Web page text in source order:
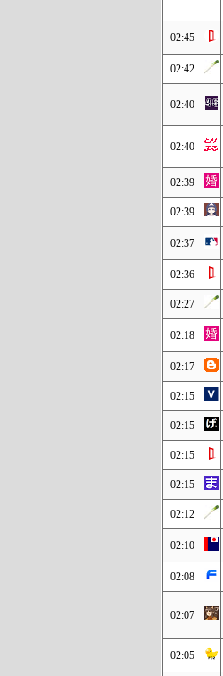
02:45
02:42
02:40
02:40
02:39
02:39
02:37
02:36
02:27
02:18
02:17
02:15
02:15
02:15
02:15
02:12
02:10
02:08
02:07
02:05